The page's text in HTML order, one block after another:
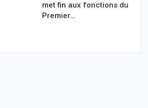
met fin aux fonctions du
Premier…